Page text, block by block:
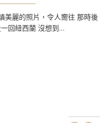
美麗的照片，令人嚮往 那時後
回紐西蘭 沒想到…